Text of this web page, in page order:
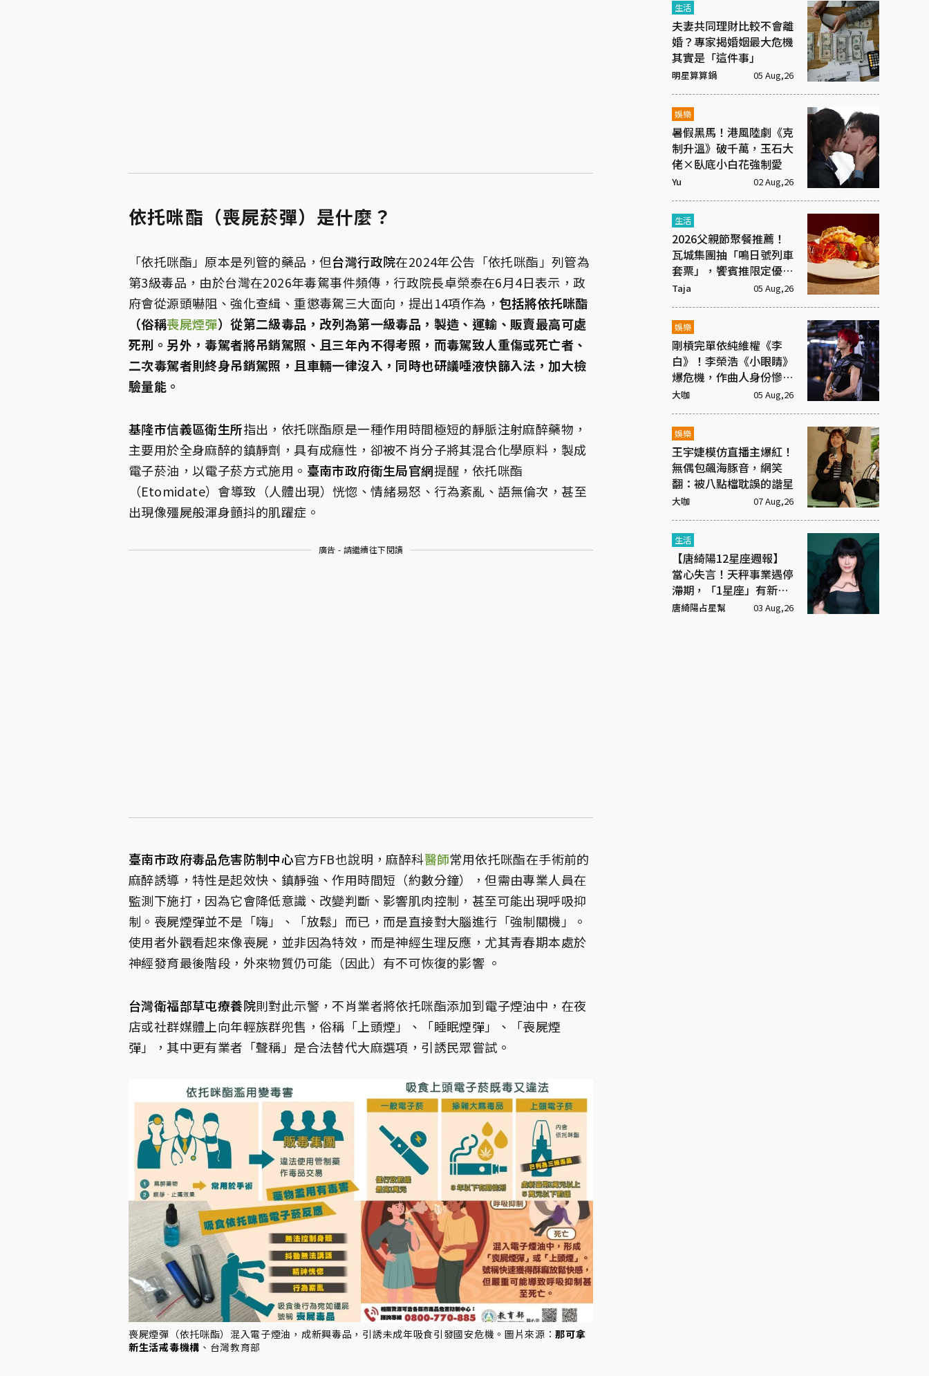
依托咪酯（喪屍菸彈）是什麼？
「依托咪酯」原本是列管的藥品，但台灣行政院在2024年公告「依托咪酯」列管為
第3級毒品，由於台灣在2026年毒駕事件頻傳，行政院長卓榮泰在6月4日表示，政
府會從源頭嚇阻、強化查緝、重懲毒駕三大面向，提出14項作為， 包括將依托咪酯
（俗稱喪屍煙彈）從第二級毒品，改列為第一級毒品，製造、運輸、販賣最高可處
死刑。另外，毒駕者將吊銷駕照、且三年內不得考照，而毒駕致人重傷或死亡者、
二次毒駕者則終身吊銷駕照，且車輛一律沒入，同時也研議唾液快篩入法，加大檢
驗量能。
基隆市信義區衛生所指出，依托咪酯原是一種作用時間極短的靜脈注射麻醉藥物，
主要用於全身麻醉的鎮靜劑，具有成癮性，卻被不肖分子將其混合化學原料，製成
電子菸油，以電子菸方式施用。 臺南市政府衛生局官網提醒，依托咪酯
（Etomidate）會導致（人體出現）恍惚、情緒易怒、行為紊亂、語無倫次，甚至
出現像殭屍般渾身顫抖的肌躍症。
廣告 - 請繼續往下閱讀
臺南市政府毒品危害防制中心官方FB也說明，麻醉科醫師常用依托咪酯在手術前的
麻醉誘導，特性是起效快、鎮靜強、作用時間短（約數分鐘），但需由專業人員在
監測下施打，因為它會降低意識、改變判斷、影響肌肉控制，甚至可能出現呼吸抑
制。喪屍煙彈並不是「嗨」、「放鬆」而已，而是直接對大腦進行「強制關機」。
使用者外觀看起來像喪屍，並非因為特效，而是神經生理反應，尤其青春期本處於
神經發育最後階段，外來物質仍可能（因此）有不可恢復的影響 。
台灣衛福部草屯療養院則對此示警，不肖業者將依托咪酯添加到電子煙油中，在夜
店或社群媒體上向年輕族群兜售，俗稱「上頭煙」、「睡眠煙彈」、「喪屍煙
彈」，其中更有業者「聲稱」是合法替代大麻選項，引誘民眾嘗試。
喪屍煙彈（依托咪酯）混入電子煙油，成新興毒品，引誘未成年吸食引發國安危機。圖片來源：那可拿
新生活戒毒機構 、台灣教育部
生活
夫妻共同理財比較不會離
婚？專家揭婚姻最大危機
其實是「這件事」
明星算算鍋 05 Aug,26
娛樂
暑假黑馬！港風陸劇《克
制升溫》破千萬，玉石大
佬×臥底小白花強制愛
Yu 02 Aug,26
生活
2026父親節聚餐推薦！
瓦城集團抽「鳴日號列車
套票」，饗賓推限定優惠
一次看
Taja 05 Aug,26
娛樂
剛槓完單依純維權《李
白》！李榮浩《小眼睛》
爆危機，作曲人身份慘遭
抹去
大咖 05 Aug,26
娛樂
王宇婕模仿直播主爆紅！
無偶包飆海豚音，網笑
翻：被八點檔耽誤的諧星
大咖 07 Aug,26
生活
【唐綺陽12星座週報】
當心失言！天秤事業遇停
滯期，「1星座」有新戀
情
唐綺陽占星幫 03 Aug,26